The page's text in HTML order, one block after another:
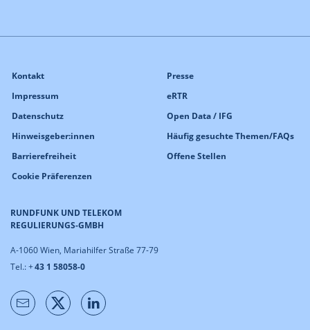
RUNDFUNK UND TELEKOM
REGULIERUNGS-GMBH
A-1060 Wien, Mariahilfer Straße 77-79
Tel.: +43 1 58058-0
Kontakt
Impressum
Datenschutz
Hinweisgeber:innen
Barrierefreiheit
Cookie Präferenzen
Presse
eRTR
Open Data / IFG
Häufig gesuchte Themen/FAQs
Offene Stellen